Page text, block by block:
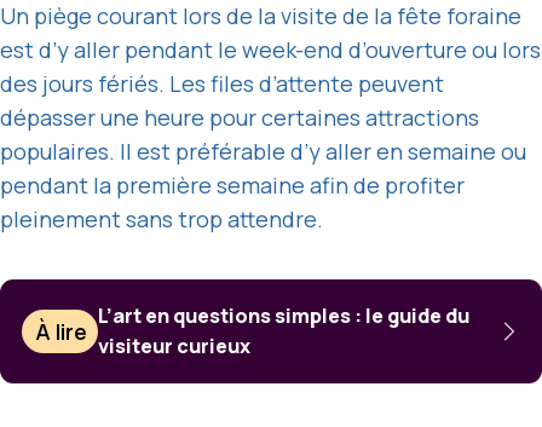
Un piège courant lors de la visite de la fête foraine
est d’y aller pendant le week-end d’ouverture ou lors
des jours fériés. Les files d’attente peuvent
dépasser une heure pour certaines attractions
populaires. Il est préférable d’y aller en semaine ou
pendant la première semaine afin de profiter
pleinement sans trop attendre.
À lire
L’art en questions simples : le guide du
visiteur curieux